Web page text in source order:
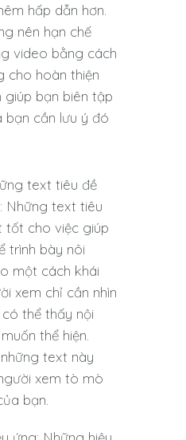
hấp dẫn hơn.
nên hạn chế
video bằng cách
cho hoàn thiện
giúp bạn biên tập
cần lưu ý đó
text tiêu đề
Những text tiêu
tốt cho việc giúp
trình bày nôi
một cách khái
xem chỉ cần nhìn
thể thấy nội
thể hiện.
text này
xem tò mò
bạn.